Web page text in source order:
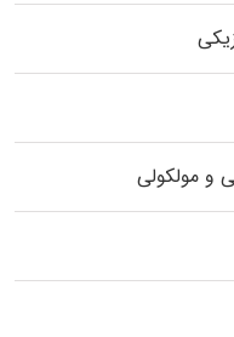
و مولکولی